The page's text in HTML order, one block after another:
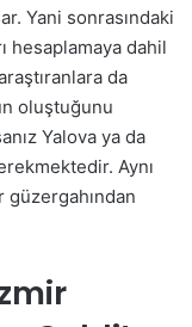
Yani sonrasındaki
hesaplamaya dahil
da
oluştuğunu
Yalova ya da
Aynı
güzergahından